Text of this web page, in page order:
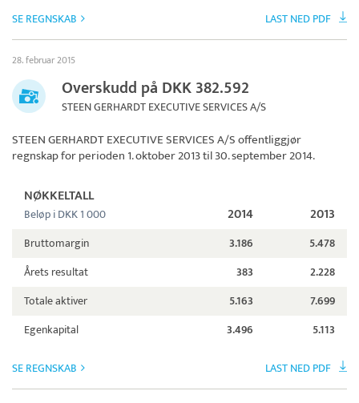
SE REGNSKAB LAST NED PDF
28. februar 2015
Overskudd på DKK 382.592
STEEN GERHARDT EXECUTIVE SERVICES A/S
STEEN GERHARDT EXECUTIVE SERVICES A/Soffentliggjør
regnskap for perioden 1. oktober 2013 til 30. september 2014.
NØKKELTALL
Beløp i DKK 1 000 2014 2013
Bruttomargin 3.186
5.478
Årets resultat
383
2.228
Totale aktiver
5.163
7.699
Egenkapital
3.496 5.113
SE REGNSKAB LAST NED PDF